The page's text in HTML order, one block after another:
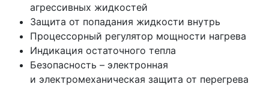
агрессивных жидкостей
Защита от попадания жидкости внутрь
Процессорный регулятор мощности нагрева
Индикация остаточного тепла
Безопасность – электронная
и электромеханическая защита от перегрева